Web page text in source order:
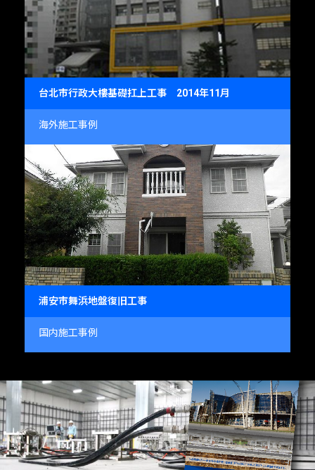
台北市行政大樓基礎扛上工事 2014年11月
海外施工事例
浦安市舞浜地盤復旧工事
国内施工事例